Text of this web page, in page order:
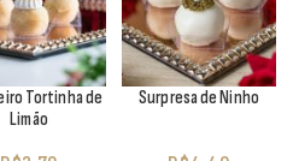
Tortinha de
Limão
Surpresa de Ninho